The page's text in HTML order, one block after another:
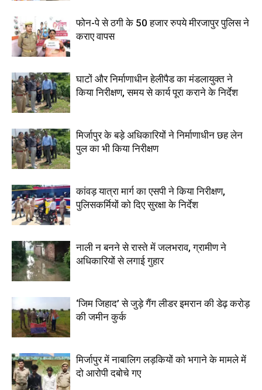
फोन-पे से ठगी के 50 हजार रुपये मीरजापुर पुलिस ने
कराए वापस
घाटों और निर्माणाधीन हेलीपैड का मंडलायुक्त ने
किया निरीक्षण, समय से कार्य पूरा कराने के निर्देश
मिर्जापुर के बड़े अधिकारियों ने निर्माणाधीन छह लेन
पुल का भी किया निरीक्षण
कांवड़ यात्रा मार्ग का एसपी ने किया निरीक्षण,
पुलिसकर्मियों को दिए सुरक्षा के निर्देश
नाली न बनने से रास्ते में जलभराव, ग्रामीण ने
अधिकारियों से लगाई गुहार
‘जिम जिहाद’ से जुड़े गैंग लीडर इमरान की डेढ़ करोड़
की जमीन कुर्क
मिर्जापुर में नाबालिग लड़कियों को भगाने के मामले में
दो आरोपी दबोचे गए